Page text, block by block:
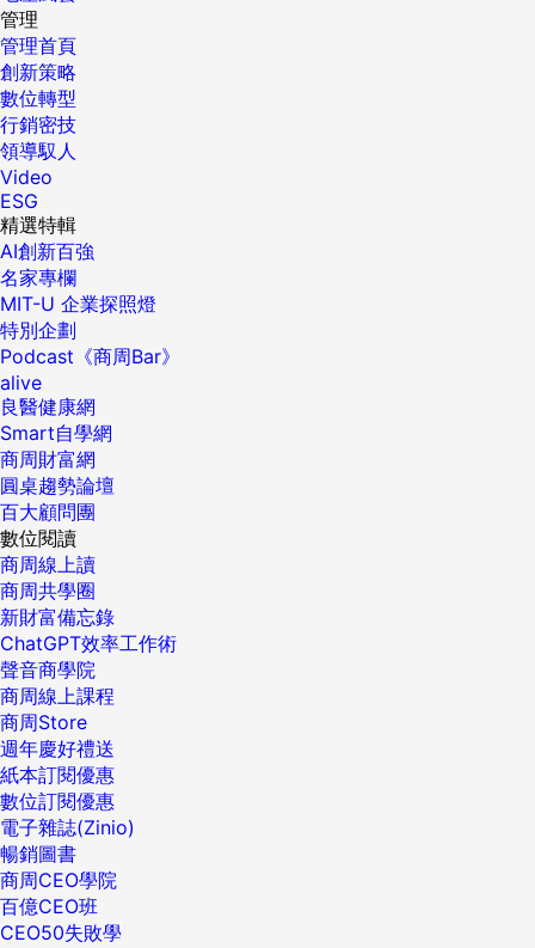
管理
管理首頁
創新策略
數位轉型
行銷密技
領導馭人
Video
ESG
精選特輯
AI創新百強
名家專欄
MIT-U 企業探照燈
特別企劃
Podcast《商周Bar》
alive
良醫健康網
Smart自學網
商周財富網
圓桌趨勢論壇
百大顧問團
數位閱讀
商周線上讀
商周共學圈
新財富備忘錄
ChatGPT效率工作術
聲音商學院
商周線上課程
商周Store
週年慶好禮送
紙本訂閱優惠
數位訂閱優惠
電子雜誌(Zinio)
暢銷圖書
商周CEO學院
百億CEO班
CEO50失敗學